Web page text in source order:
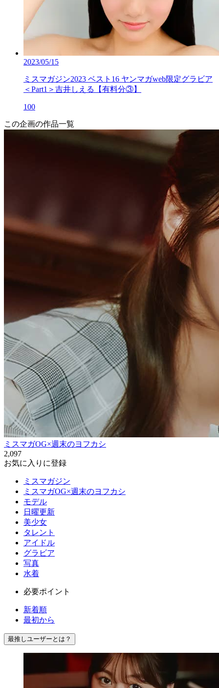
2023/05/15
ミスマガジン2023 ベスト16 ヤンマガweb限定グラビア
＜Part1＞吉井しえる【有料分③】
100
この企画の作品一覧
ミスマガOG×週末のヨフカシ
2,097
お気に入りに登録
ミスマガジン
ミスマガOG×週末のヨフカシ
モデル
日曜更新
美少女
タレント
アイドル
グラビア
写真
水着
必要ポイント
新着順
最初から
最推しユーザーとは？